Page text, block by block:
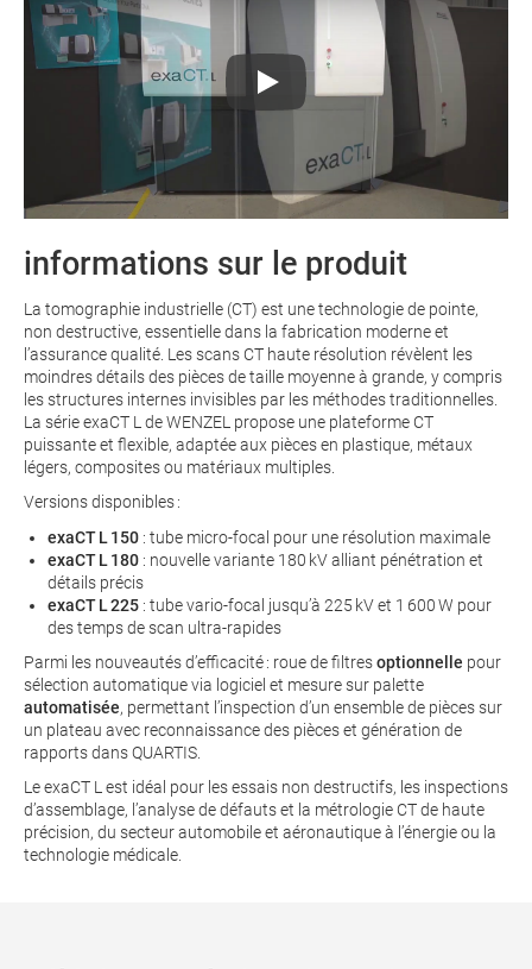
informations sur le produit
La tomographie industrielle (CT) est une technologie de pointe,
non destructive, essentielle dans la fabrication moderne et
l’assurance qualité. Les scans CT haute résolution révèlent les
moindres détails des pièces de taille moyenne à grande, y compris
les structures internes invisibles par les méthodes traditionnelles.
La série exaCT L de WENZEL propose une plateforme CT
puissante et flexible, adaptée aux pièces en plastique, métaux
légers, composites ou matériaux multiples.
Versions disponibles :
exaCT L 150 : tube micro‑focal pour une résolution maximale
exaCT L 180 : nouvelle variante 180 kV alliant pénétration et
détails précis
exaCT L 225 : tube vario‑focal jusqu’à 225 kV et 1 600 W pour
des temps de scan ultra‑rapides
Parmi les nouveautés d’efficacité : roue de filtresoptionnelle pour
sélection automatique via logiciel et mesure sur palette
automatisée, permettant l’inspection d’un ensemble de pièces sur
un plateau avec reconnaissance des pièces et génération de
rapports dans QUARTIS.
Le exaCT L est idéal pour les essais non destructifs, les inspections
d’assemblage, l’analyse de défauts et la métrologie CT de haute
précision, du secteur automobile et aéronautique à l’énergie ou la
technologie médicale.